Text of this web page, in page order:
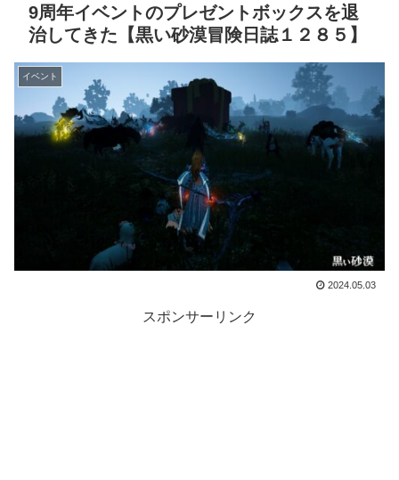
9周年イベントのプレゼントボックスを退
治してきた【黒い砂漠冒険日誌１２８５】
イベント
2024.05.03
スポンサーリンク